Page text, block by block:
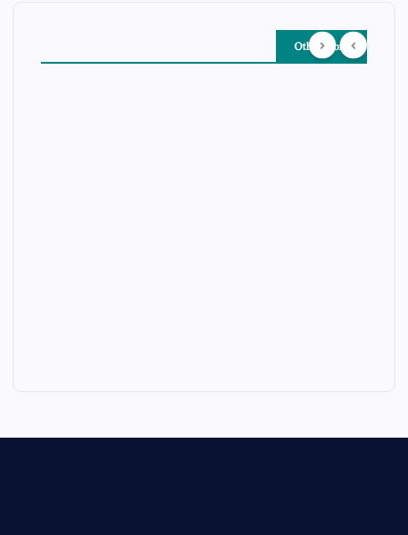
Other Story